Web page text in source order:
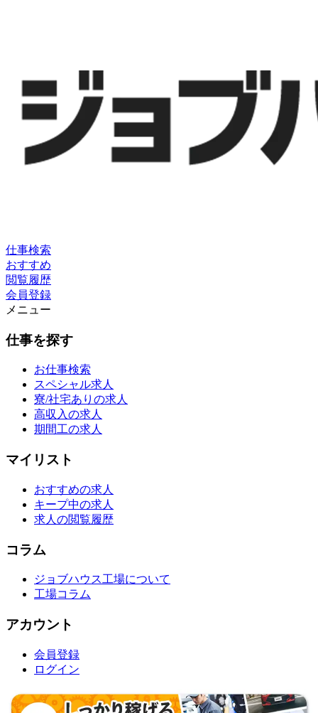
仕事検索
おすすめ
閲覧履歴
会員登録
メニュー
仕事を探す
お仕事検索
スペシャル求人
寮/社宅ありの求人
高収入の求人
期間工の求人
マイリスト
おすすめの求人
キープ中の求人
求人の閲覧履歴
コラム
ジョブハウス工場について
工場コラム
アカウント
会員登録
ログイン